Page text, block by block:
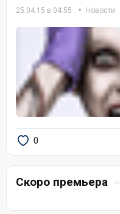
25.04.15 в 04:55 Новости
0
Скоро премьера